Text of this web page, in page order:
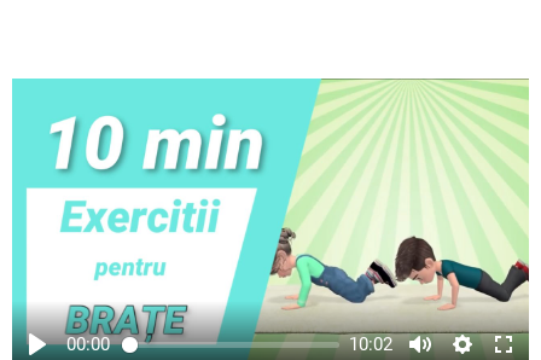
00:00 10:02